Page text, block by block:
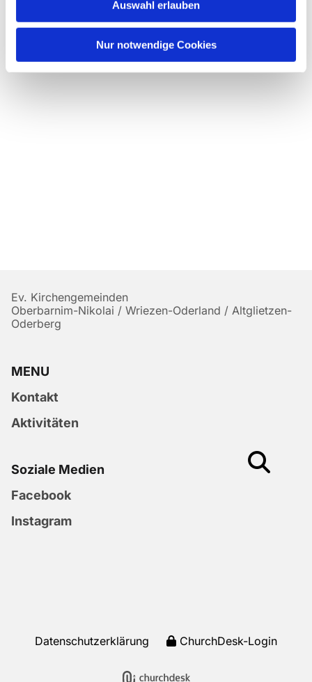
Auswahl erlauben
Nur notwendige Cookies
Ev. Kirchengemeinden
Oberbarnim-Nikolai / Wriezen-Oderland / Altglietzen-
Oderberg
MENU
Kontakt
Aktivitäten
Soziale Medien
Facebook
Instagram
Datenschutzerklärung ChurchDesk-Login